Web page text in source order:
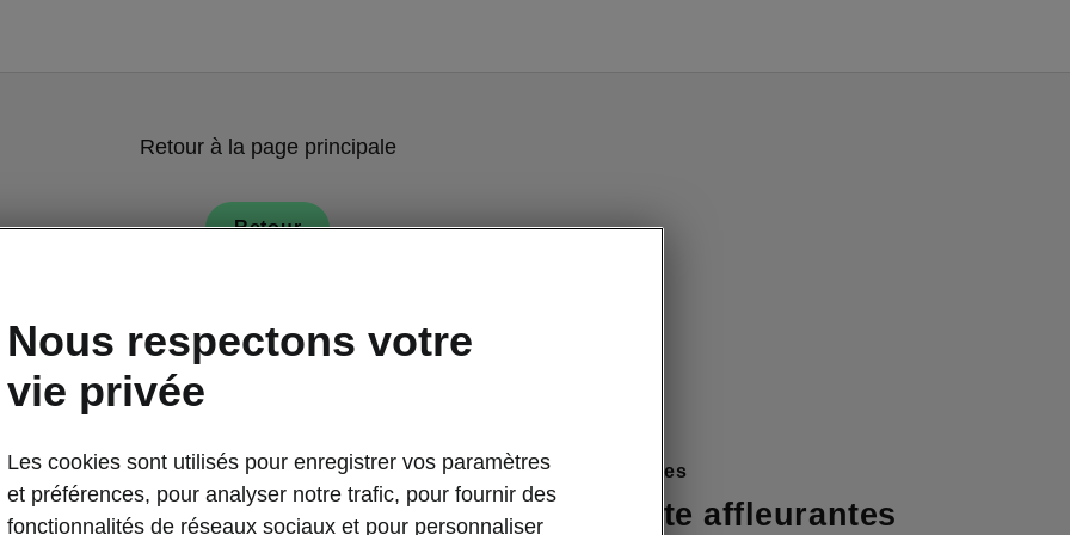
Retour à la page principale
Retour
Poignées de porte affleurantes
Poignées de porte affleurantes
Nous respectons votre
vie privée
Les cookies sont utilisés pour enregistrer vos paramètres
et préférences, pour analyser notre trafic, pour fournir des
fonctionnalités de réseaux sociaux et pour personnaliser